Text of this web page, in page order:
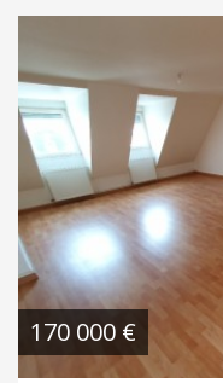
170 000 €